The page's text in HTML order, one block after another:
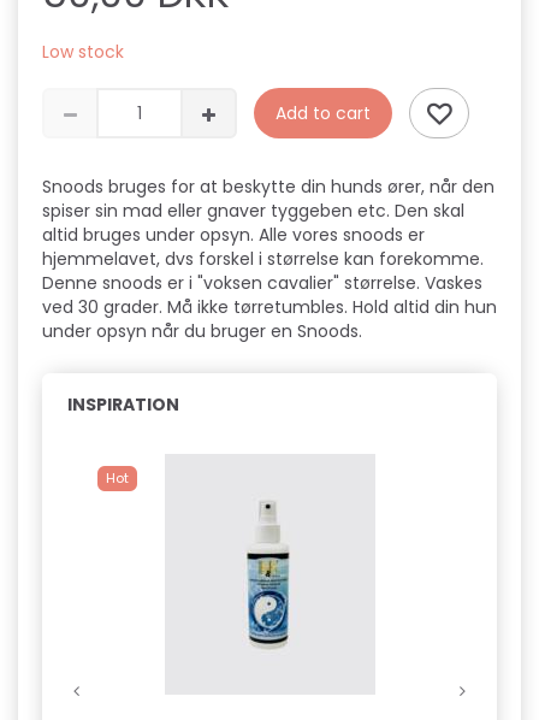
Low stock
Add to cart
Snoods bruges for at beskytte din hunds ører, når den
spiser sin mad eller gnaver tyggeben etc. Den skal
altid bruges under opsyn. Alle vores snoods er
hjemmelavet, dvs forskel i størrelse kan forekomme.
Denne snoods er i "voksen cavalier" størrelse. Vaskes
ved 30 grader. Må ikke tørretumbles. Hold altid din hun
under opsyn når du bruger en Snoods.
INSPIRATION
Hot